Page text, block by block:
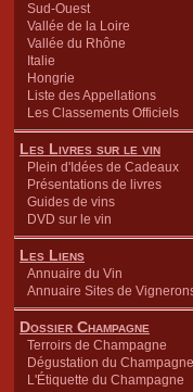
Sud-Ouest
Vallée de la Loire
Vallée du Rhône
Italie
Hongrie
Liste des Appellations
Les Classements Officiels
Les Livres sur le vin
Plein d'Idées de Cadeaux
Présentations de livres
Guides de vins
DVD sur le vin
Les Liens
Annuaire du Vin
Annuaire Sites de
Dossier Champagne
Terroirs de Champagne
Dégustation du Champagne
L'Étiquette du Champagne